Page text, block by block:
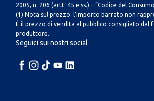
2005, n. 206 (artt. 45 e ss.) – “Codice del
(1) Nota sul prezzo: l’importo barrato non
È il prezzo di vendita al pubblico consigliato dal
produttore.
Seguici sui nostri social